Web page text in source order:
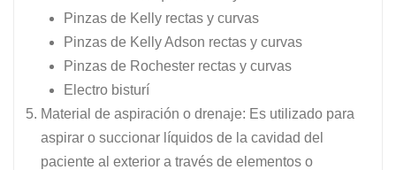
Pinzas de Kelly rectas y curvas
Pinzas de Kelly Adson rectas y curvas
Pinzas de Rochester rectas y curvas
Electro bisturí
Material de aspiración o drenaje: Es utilizado para
aspirar o succionar líquidos de la cavidad del
paciente al exterior a través de elementos o